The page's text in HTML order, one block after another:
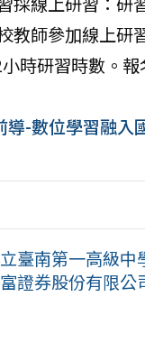
教師參加線上研
時研習時數。
導-數位學習融
臺南第一高級中
證券股份有限公